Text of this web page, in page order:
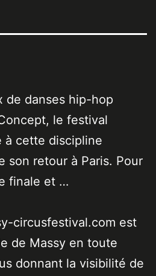
de danses hip-hop
le festival
à cette discipline
son retour à Paris. Pour
finale et …
circusfestival.com est
de Massy en toute
donnant la visibilité de